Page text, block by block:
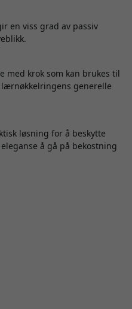
en viss grad av passiv
med krok som kan brukes til
generelle
løsning for å beskytte
å gå på bekostning